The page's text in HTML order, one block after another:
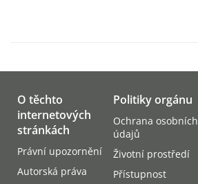
O těchto
internetových
stránkách
Právní upozornění
Autorská práva
Politiky orgánu
Ochrana osobních
údajů
Životní prostředí
Přístupnost